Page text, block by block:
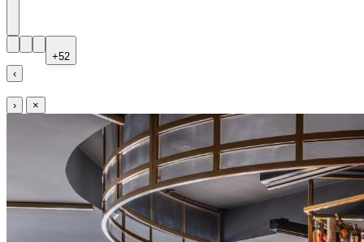
+52
‹
› ×